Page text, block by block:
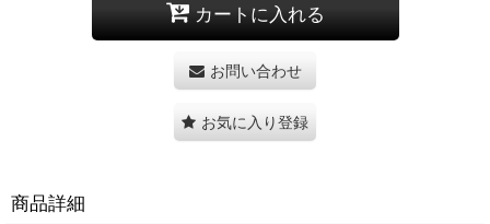
カートに入れる
お問い合わせ
お気に入り登録
商品詳細